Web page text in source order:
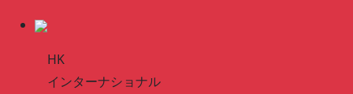
HK
インターナショナル